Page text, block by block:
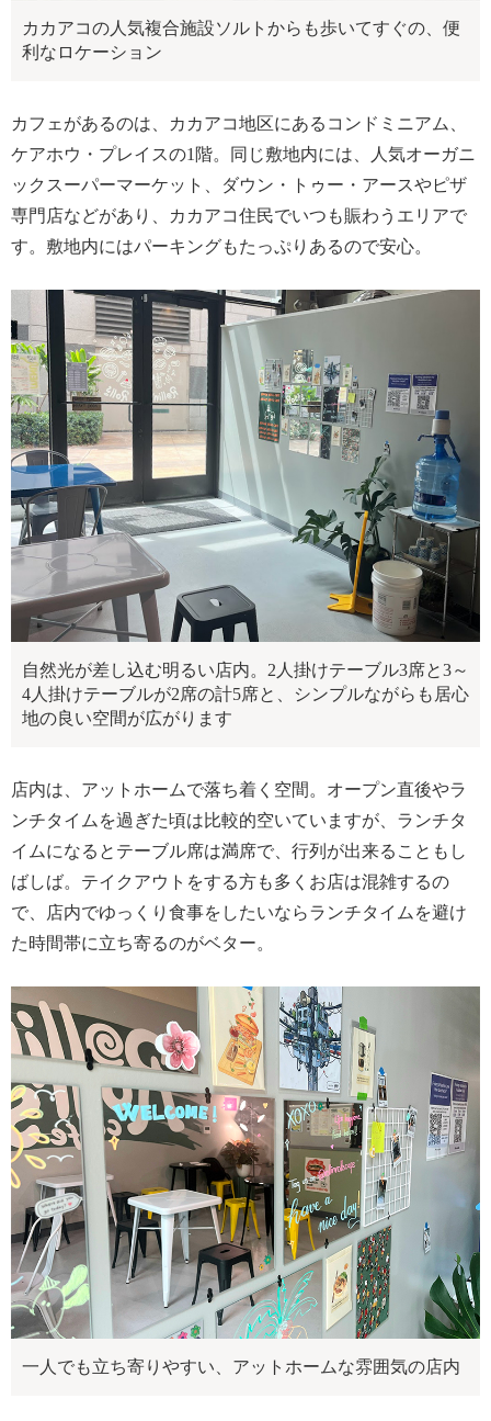
カカアコの人気複合施設ソルトからも歩いてすぐの、便
利なロケーション
カフェがあるのは、カカアコ地区にあるコンドミニアム、
ケアホウ・プレイスの1階。同じ敷地内には、人気オーガニ
ックスーパーマーケット、ダウン・トゥー・アースやピザ
専門店などがあり、カカアコ住民でいつも賑わうエリアで
す。敷地内にはパーキングもたっぷりあるので安心。
自然光が差し込む明るい店内。2人掛けテーブル3席と3～
4人掛けテーブルが2席の計5席と、シンプルながらも居心
地の良い空間が広がります
店内は、アットホームで落ち着く空間。オープン直後やラ
ンチタイムを過ぎた頃は比較的空いていますが、ランチタ
イムになるとテーブル席は満席で、行列が出来ることもし
ばしば。テイクアウトをする方も多くお店は混雑するの
で、店内でゆっくり食事をしたいならランチタイムを避け
た時間帯に立ち寄るのがベター。
一人でも立ち寄りやすい、アットホームな雰囲気の店内